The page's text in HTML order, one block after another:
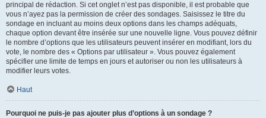
principal de rédaction. Si cet onglet n’est pas disponible, il est probable que
vous n’ayez pas la permission de créer des sondages. Saisissez le titre du
sondage en incluant au moins deux options dans les champs adéquats,
chaque option devant être insérée sur une nouvelle ligne. Vous pouvez définir
le nombre d’options que les utilisateurs peuvent insérer en modifiant, lors du
vote, le nombre des « Options par utilisateur ». Vous pouvez également
spécifier une limite de temps en jours et autoriser ou non les utilisateurs à
modifier leurs votes.
Haut
Pourquoi ne puis-je pas ajouter plus d’options à un sondage ?